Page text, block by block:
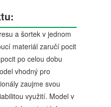
a šortek v jednom
materiál zaručí pocit
po celou dobu
vhodný pro
zaujme svou
využití. Model v